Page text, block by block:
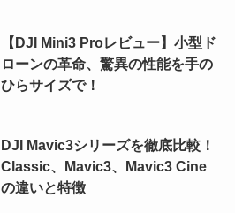
【DJI Mini3 Proレビュー】小型ド
ローンの革命、驚異の性能を手の
ひらサイズで！
DJI Mavic3シリーズを徹底比較！
Classic、Mavic3、Mavic3 Cine
の違いと特徴